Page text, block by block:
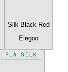
Silk Black Red
Elegoo
PLA SILK